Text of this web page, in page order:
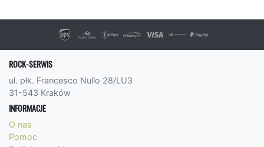
ROCK-SERWIS
ul. płk. Francesco Nullo 28/LU3
31-543 Kraków
INFORMACJE
O nas
Pomoc